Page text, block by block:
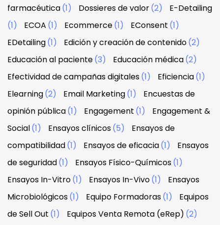
farmacéutica(1) Dossieres de valor(2)
E-Detailing
(1)
ECOA (1) Ecommerce(1) EConsent (1)
EDetailing(1) Edición y creación de contenido(2)
Educación al paciente(3) Educación médica(2)
Efectividad de campañas digitales(1) Eficiencia(1)
Elearning(2) Email Marketing(1)
Encuestas de
opinión pública(1) Engagement (1)
Engagement &
Social(1) Ensayos clínicos(5)
Ensayos de
compatibilidad(1) Ensayos de eficacia(1)
Ensayos
de seguridad(1) Ensayos Físico-Químicos(1)
Ensayos In-Vitro(1) Ensayos In-Vivo(1)
Ensayos
Microbiológicos(1) Equipo Formadoras(1)
Equipos
de Sell Out (1) Equipos Venta Remota (eRep) (2)